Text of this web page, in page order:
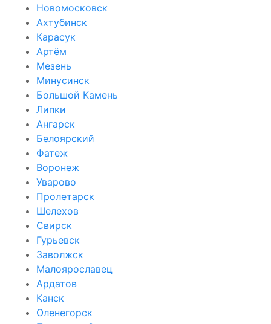
Новомосковск
Ахтубинск
Карасук
Артём
Мезень
Минусинск
Большой Камень
Липки
Ангарск
Белоярский
Фатеж
Воронеж
Уварово
Пролетарск
Шелехов
Свирск
Гурьевск
Заволжск
Малоярославец
Ардатов
Канск
Оленегорск